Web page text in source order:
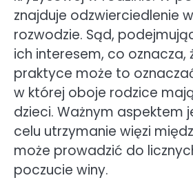
znajduje odzwierciedlenie
rozwodzie. Sąd,
ich interesem, co
praktyce może to
w której oboje rodzice
dzieci. Ważnym aspektem
celu utrzymanie więzi
może prowadzić do
poczucie winy.